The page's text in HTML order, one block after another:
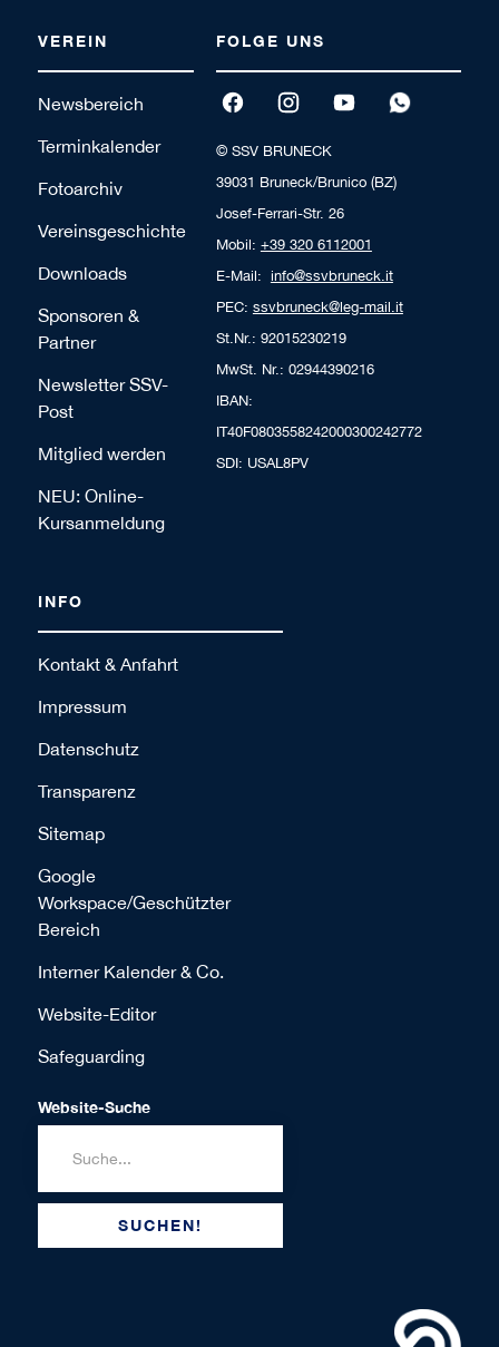
VEREIN
Newsbereich
Terminkalender
Fotoarchiv
Vereinsgeschichte
Downloads
Sponsoren &
Partner
Newsletter SSV-
Post
Mitglied werden
NEU: Online-
Kursanmeldung
FOLGE UNS
© SSV BRUNECK
39031 Bruneck/Brunico (BZ)
Josef-Ferrari-Str. 26
Mobil: +39 320 6112001
E-Mail: info@ssvbruneck.it
PEC: ssvbruneck@leg-mail.it
St.Nr.: 92015230219
MwSt. Nr.: 02944390216
IBAN:
IT40F0803558242000300242772
SDI: USAL8PV
INFO
Kontakt & Anfahrt
Impressum
Datenschutz
Transparenz
Sitemap
Google
Workspace/Geschützter
Bereich
Interner Kalender & Co.
Website-Editor
Safeguarding
Website-Suche